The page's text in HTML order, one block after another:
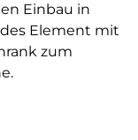
Einbau in
Element mit
zum